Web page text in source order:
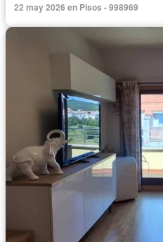
22 may 2026 en Pisos - 998969